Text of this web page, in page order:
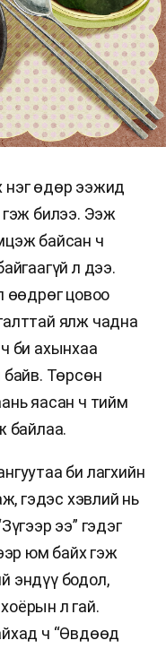
нэг өдөр ээжид
гэж билээ. Ээж
байсан ч
л дээ.
өөдрөг цовоо
ялж чадна
би ахынхаа
байв. Төрсөн
яасан ч тийм
байлаа.
би лагхийн
гэдэс хэвлий нь
ээ” гэдэг
юм байх гэж
эндүү бодол,
л гай.
ч “Өвдөөд